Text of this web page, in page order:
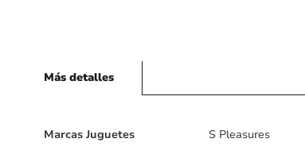
Más detalles
Más
Marcas Juguetes
S Pleasures